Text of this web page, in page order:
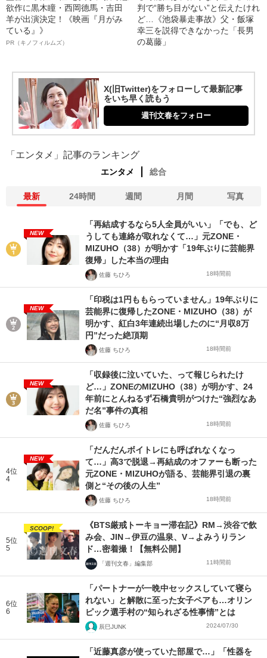
欲作に黒木瞳・西岡德馬・吉田
羊が出演決定！《映画『月がみ
ている』》
PR（キノフィルムズ）
判で“勝ち目がない”と伝えたけれ
ど…《池袋暴走事故》父・飯塚
幸三を説得できなかった「長男
の葛藤」
X(旧Twitter)をフォローして最新記事
をいち早く読もう
週刊文春をフォロー
「エンタメ」記事のランキング
エンタメ 総合
最新 24時間 週間 月間 写真
NEW
「再結成するなら5人全員がいい」「でも、ど
うしても連絡が取れなくて…」元ZONE・
MIZUHO（38）が明かす「19年ぶりに芸能界
復帰」した本当の理由
佐藤 ちひろ 18時間前
NEW
「印税は1円ももらっていません」19年ぶりに
芸能界に復帰したZONE・MIZUHO（38）が
明かす、紅白3年連続出場したのに“月収8万
円”だった絶頂期
佐藤 ちひろ 18時間前
NEW
「収録後に泣いていた、って報じられたけ
ど…」ZONEのMIZUHO（38）が明かす、24
年前にとんねるず石橋貴明がつけた“強烈なあ
だ名”事件の真相
佐藤 ちひろ 18時間前
4位
4
NEW
「だんだんボイトレにも呼ばれなくなっ
て…」高3で脱退→再結成のオファーも断った
元ZONE・MIZUHOが語る、芸能界引退の裏
側と“その後の人生”
佐藤 ちひろ 18時間前
5位
5
SCOOP!
《BTS厳戒トーキョー滞在記》RM→渋谷で飲
み会、JIN→伊豆の温泉、V→よみうりラン
ド…密着撮！【無料公開】
「週刊文春」編集部 11時間前
6位
6
「パートナーが一晩中セックスしていて寝ら
れない」と解散に至った女子ペアも…オリン
ピック選手村の“知られざる性事情”とは
辰巳JUNK 2024/07/30
「近藤真彦が使っていた部屋で…」「性器を